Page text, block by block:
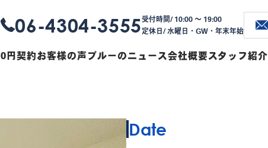
06-4304-3555受付時間/ 10:00 〜 19:00
定休日/ 水曜日・GW・年末年始
0円契約お客様の声 ブルーのニュース会社概要 スタッフ紹介
Date